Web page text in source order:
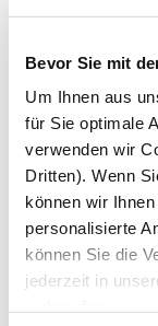
Bevor Sie mit
Um Ihnen aus
für Sie optimale
verwenden wir
Dritten). Wenn
können wir
personalisierte
können Sie die
jederzeit in
Olivgrüner